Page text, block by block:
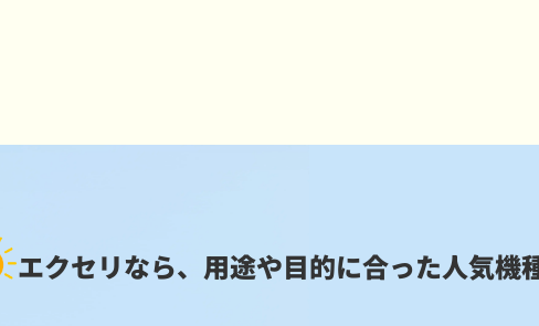
エクセリなら、用途や目的に合った人気機